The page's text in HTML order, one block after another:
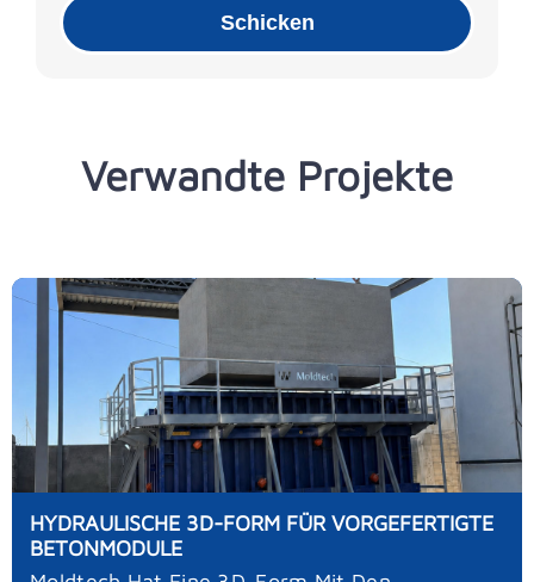
Schicken
Verwandte Projekte
HYDRAULISCHE 3D-FORM FÜR VORGEFERTIGTE
BETONMODULE